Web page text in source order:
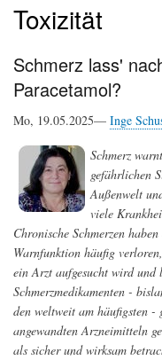
Toxizität
Schmerz lass'
Paracetamol?
Mo, 19.05.2025— Inge
Schmerz
gefährlichen
Außenwelt
viele
Chronische Schmerzen
Warnfunktion häufig
ein Arzt aufgesucht wird und
Schmerzmedikamenten -
den weltweit am häufigsten -
angewandten Arzneimitteln
als sicher und wirksam